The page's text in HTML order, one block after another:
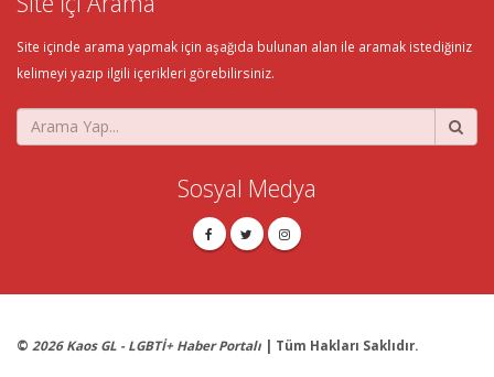
Site içinde arama yapmak için aşağıda bulunan alan ile aramak istediğiniz
kelimeyi yazıp ilgili içerikleri görebilirsiniz.
Sosyal Medya
© 2026 Kaos GL - LGBTİ+ Haber Portalı | Tüm Hakları Saklıdır.